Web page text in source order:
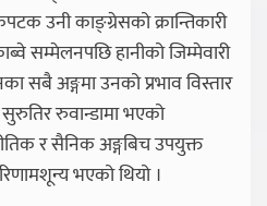
उनी काङ्ग्रेसको क्रान्तिकारी
सम्मेलनपछि हानीको जिम्मेवारी
सबै अङ्गमा उनको प्रभाव विस्तार
रुवान्डामा भएको
र सैनिक अङ्गबिच उपयुक्त
भएको थियो ।